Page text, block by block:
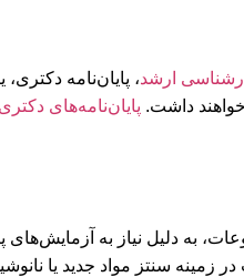
ارشد، پایان‌نامه
خواهند داشت. پایان‌نامه‌های دکتری
به دلیل نیاز به
زمینه سنتز مواد جدید یا